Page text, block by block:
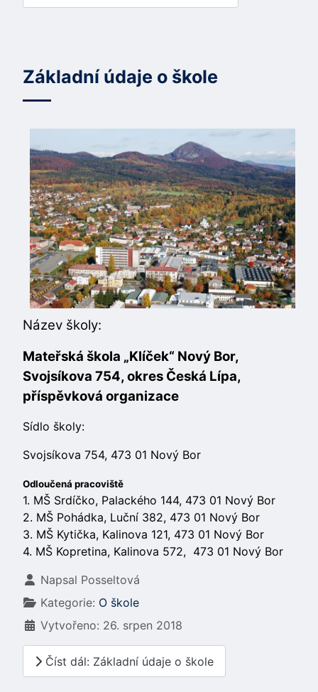
Základní údaje o škole
Název školy:
Mateřská škola „Klíček“ Nový Bor,
Svojsíkova 754, okres Česká Lípa,
příspěvková organizace
Sídlo školy:
Svojsíkova 754, 473 01 Nový Bor
Odloučená pracoviště
1. MŠ Srdíčko, Palackého 144, 473 01 Nový Bor
2. MŠ Pohádka, Luční 382, 473 01 Nový Bor
3. MŠ Kytička, Kalinova 121, 473 01 Nový Bor
4. MŠ Kopretina, Kalinova 572, 473 01 Nový Bor
Základní údaje
Napsal Posseltová
Kategorie: O škole
Vytvořeno: 26. srpen 2018
Číst dál: Základní údaje o škole